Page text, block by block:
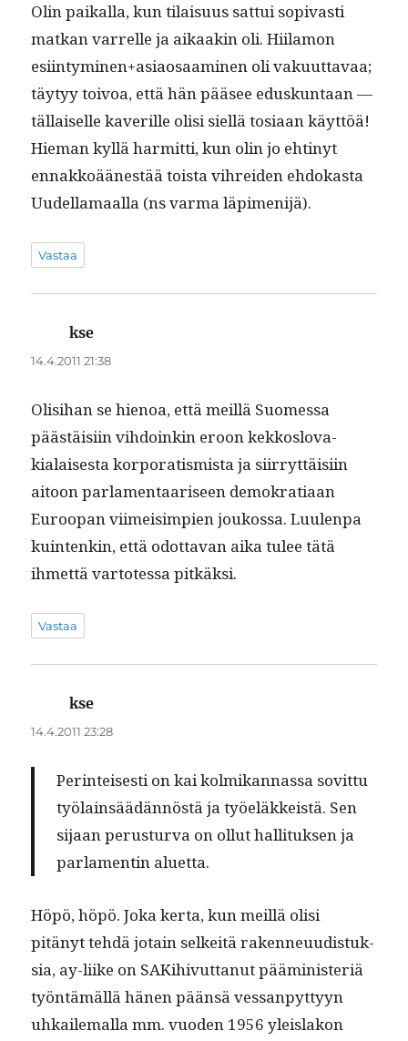
Olin paikalla, kun tilaisu­us sat­tui sopi­vasti
matkan var­relle ja aikaakin oli. Hiil­a­m­on
esiintyminen+asiaosaaminen oli vaku­ut­tavaa;
täy­tyy toivoa, että hän pääsee eduskun­taan —
täl­laiselle kaver­ille olisi siel­lä tosi­aan käyt­töä!
Hie­man kyl­lä har­mit­ti, kun olin jo ehtinyt
ennakkoäänestää toista vihrei­den ehdokas­ta
Uudel­la­maal­la (ns var­ma läpimenijä).
Vastaa
kse
14.4.2011 21:38
Olisi­han se hienoa, että meil­lä Suomes­sa
päästäisi­in vih­doinkin eroon kekko­slo­va­
kialais­es­ta kor­po­ratismista ja siir­ryt­täisi­in
aitoon par­la­men­taariseen demokra­ti­aan
Euroopan viimeisimpi­en joukos­sa. Luu­len­pa
kuin­tenkin, että odot­ta­van aika tulee tätä
ihmettä var­totes­sa pitkäksi.
Vastaa
kse
14.4.2011 23:28
Per­in­teis­es­ti on kai kolmikan­nas­sa sovit­tu
työlain­säädän­nöstä ja työeläkkeistä. Sen
sijaan perus­tur­va on ollut hal­li­tuk­sen ja
par­la­mentin aluetta.
Höpö, höpö. Joka ker­ta, kun meil­lä olisi
pitänyt tehdä jotain selkeitä raken­neu­ud­is­tuk­
sia, ay-liike on SAK­i­hivut­tanut päämin­is­ter­iä
työn­tämäl­lä hänen pään­sä ves­san­pyt­tyyn
uhkaile­mal­la mm. vuo­den 1956 yleis­lakon